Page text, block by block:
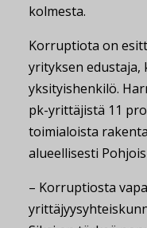
kolmesta.
Korruptiota on
yrityksen edustaja,
yksityishenkilö.
pk-yrittäjistä 11
toimialoista
alueellisesti
– Korruptiosta